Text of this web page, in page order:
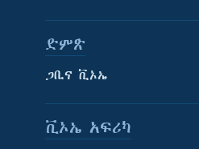
ድምጽ
ጋቢና ቪኦኤ
ቪኦኤ አፍሪካ